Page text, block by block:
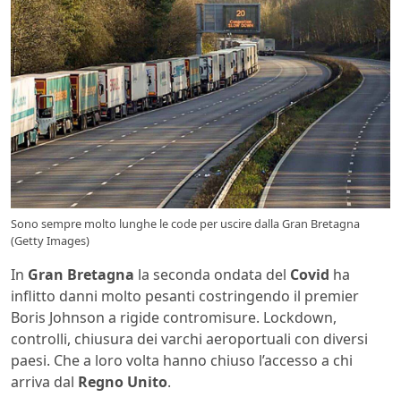
Sono sempre molto lunghe le code per uscire dalla Gran Bretagna
(Getty Images)
In Gran Bretagna la seconda ondata del Covid ha
inflitto danni molto pesanti costringendo il premier
Boris Johnson a rigide contromisure. Lockdown,
controlli, chiusura dei varchi aeroportuali con diversi
paesi. Che a loro volta hanno chiuso l’accesso a chi
arriva dal Regno Unito.